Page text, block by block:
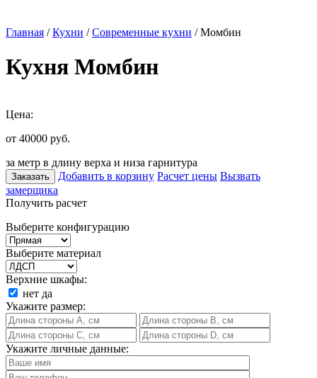
Главная /Кухни /Современные кухни / Момбин
Кухня Момбин
Цена:
от 40000 руб.
за метр в длину верха и низа гарнитура
Заказать Добавить в корзину Расчет цены Вызвать
замерщика
Получить расчет
Выберите конфигурацию
Выберите материал
Верхние шкафы:
нет да
Укажите размер:
Укажите личные данные: